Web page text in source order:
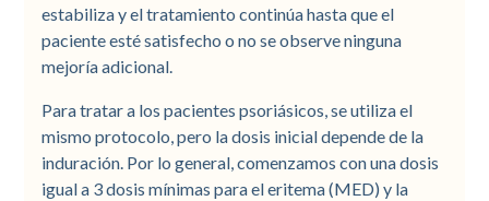
estabiliza y el tratamiento continúa hasta que el
paciente esté satisfecho o no se observe ninguna
mejoría adicional.
Para tratar a los pacientes psoriásicos, se utiliza el
mismo protocolo, pero la dosis inicial depende de la
induración. Por lo general, comenzamos con una dosis
igual a 3 dosis mínimas para el eritema (MED) y la